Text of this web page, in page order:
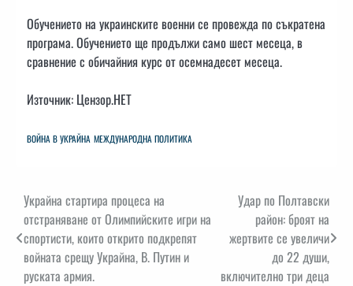
Обучението на украинските военни се провежда по съкратена
програма. Обучението ще продължи само шест месеца, в
сравнение с обичайния курс от осемнадесет месеца.
Източник: Цензор.НЕТ
ВОЙНА В УКРАЙНА МЕЖДУНАРОДНА ПОЛИТИКА
Навигация
Украйна стартира процеса на
отстраняване от Олимпийските игри на
спортисти, които открито подкрепят
войната срещу Украйна, В. Путин и
руската армия.
Удар по Полтавски
район: броят на
жертвите се увеличи
до 22 души,
включително три деца